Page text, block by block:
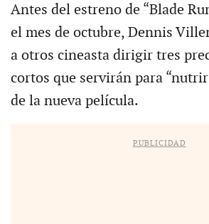
Antes del estreno de “Blade
el mes de octubre, Dennis
a otros cineasta dirigir tres
cortos que servirán para
de la nueva película.
PUBLICIDAD